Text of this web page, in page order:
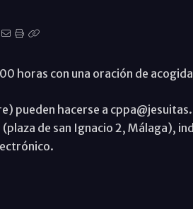
horas con una oración de
pueden hacerse a
de san Ignacio 2, Málaga),